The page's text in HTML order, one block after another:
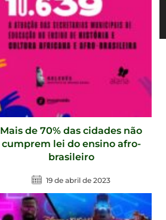
Mais de 70% das cidades não
cumprem lei do ensino afro-
brasileiro
19 de abril de 2023